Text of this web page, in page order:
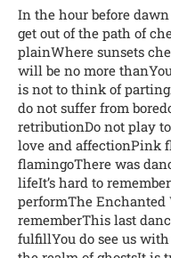
In the hour before
get out of the path of
plainWhere sunsets
will be no more
is not to think of
do not suffer from
retributionDo not play
love and affectionPink
flamingoThere was
lifeIt’s hard to
performThe Enchanted
rememberThis last
fulfillYou do see us